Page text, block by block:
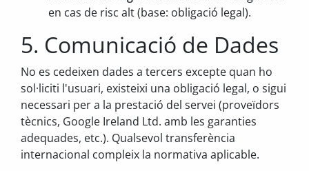
en cas de risc alt (base: obligació legal).
5. Comunicació de Dades
No es cedeixen dades a tercers excepte quan ho
sol·liciti l'usuari, existeixi una obligació legal, o sigui
necessari per a la prestació del servei (proveïdors
tècnics, Google Ireland Ltd. amb les garanties
adequades, etc.). Qualsevol transferència
internacional compleix la normativa aplicable.